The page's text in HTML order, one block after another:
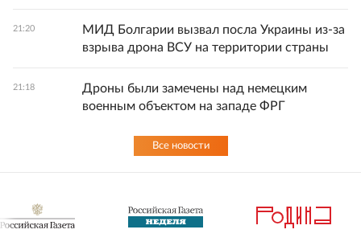
21:20
МИД Болгарии вызвал посла Украины из-за
взрыва дрона ВСУ на территории страны
21:18
Дроны были замечены над немецким
военным объектом на западе ФРГ
Все новости